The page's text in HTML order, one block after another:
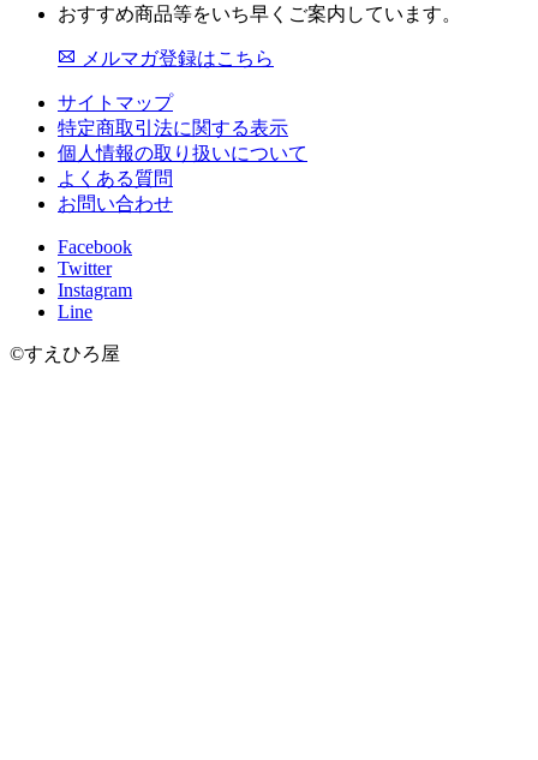
おすすめ商品等をいち早くご案内しています。
メルマガ登録はこちら
サイトマップ
特定商取引法に関する表示
個人情報の取り扱いについて
よくある質問
お問い合わせ
Facebook
Twitter
Instagram
Line
©すえひろ屋